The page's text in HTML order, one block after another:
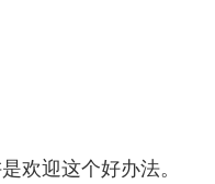
欢迎这个好办法。